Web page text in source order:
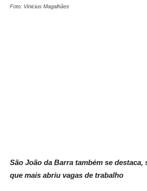
Foto: Vinicius Magalhães
São João da Barra também se destaca,
que mais abriu vagas de trabalho